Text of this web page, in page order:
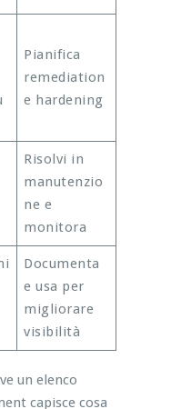
Pianifica
remediation
e hardening
Risolvi in
manutenzio
ne e
monitora
Documenta
e usa per
migliorare
visibilità
un elenco
capisce cosa